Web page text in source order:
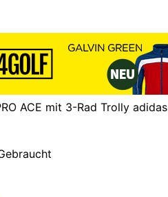
ACE mit 3-Rad Trolly adidas